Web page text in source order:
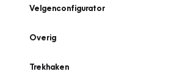
Velgenconfigurator
Overig
Trekhaken